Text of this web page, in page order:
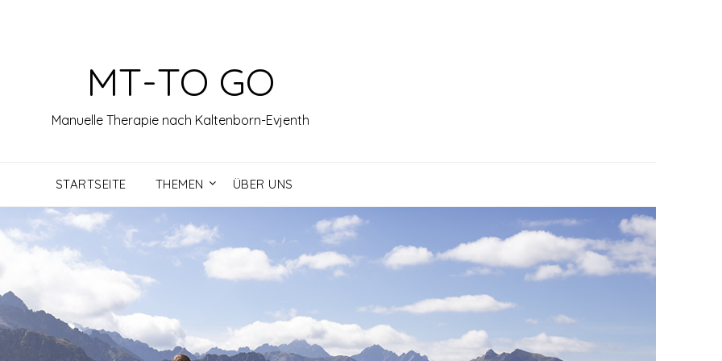
MT-TO GO
Manuelle Therapie nach Kaltenborn-Evjenth
STARTSEITE THEMEN ÜBER UNS